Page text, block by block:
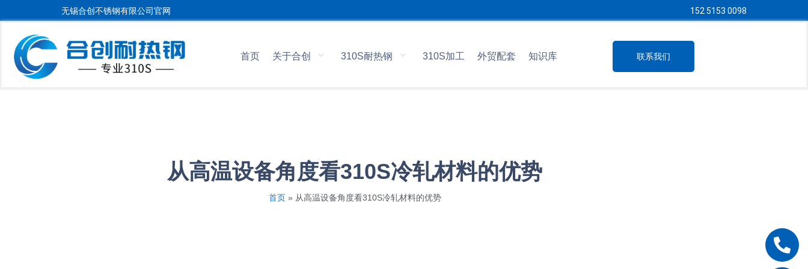
无锡合创不锈钢有限公司官网 152 5153 0098
首页 关于合创 310S耐热钢 310S加工 外贸配套 知识库 联系我们
从高温设备角度看310S冷轧材料的优势
首页 » 从高温设备角度看310S冷轧材料的优势